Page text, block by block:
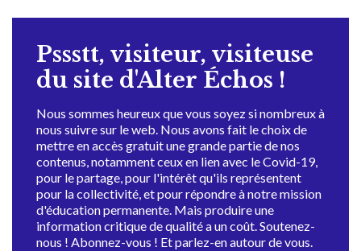
Pssstt, visiteur, visiteuse
du site d'Alter Échos !
Nous sommes heureux que vous soyez si nombreux à
nous suivre sur le web. Nous avons fait le choix de
mettre en accès gratuit une grande partie de nos
contenus, notamment ceux en lien avec le Covid-19,
pour le partage, pour l'intérêt qu'ils représentent
pour la collectivité, et pour répondre à notre mission
d'éducation permanente. Mais produire une
information critique de qualité a un coût. Soutenez-
nous ! Abonnez-vous ! Et parlez-en autour de vous.